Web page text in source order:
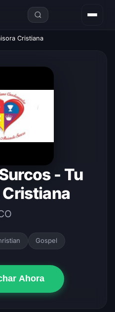
Cristiana
- Tu
Gospel
Ahora